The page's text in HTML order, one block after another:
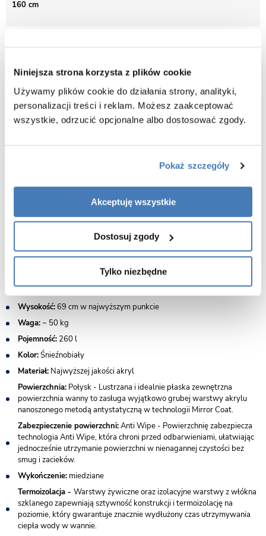
Niniejsza strona korzysta z plików cookie
Używamy plików cookie do działania strony, analityki,
personalizacji treści i reklam. Możesz zaakceptować
wszystkie, odrzucić opcjonalne albo dostosować zgody.
Pokaż szczegóły
Akceptuję wszystkie
Dostosuj zgody
Tylko niezbędne
160 cm
Opis produktu Wanna wolnostojąca Corsan
Estella 160 cm korek klik-klak miedziany
Wanna narożna z gwarancją jakości na okres 5 lat.
Innowacyjne technologie oraz procesy produkcji pozwalają nam
osiągać jakość produktów na najwyższym poziomie. Właśnie z tego
Wysokość - 69 cm w najwyższym punkcie
Wanna:Wolnostojąca
Wysokość:69 cm w najwyższym punkcie
Waga: ~ 50 kg
Pojemność: 260 l
Kolor:Śnieźnobiały
Materiał: Najwyższej jakości akryl
Powierzchnia: Połysk - Lustrzana i idealnie płaska zewnętrzna
powierzchnia wanny to zasługa wyjątkowo grubej warstwy akrylu
nanoszonego metodą antystatyczną w technologii Mirror Coat.
Zabezpieczenie powierzchni:Anti Wipe - Powierzchnię zabezpiecza
technologia Anti Wipe, która chroni przed odbarwieniami, ułatwiając
jednocześnie utrzymanie powierzchni w nienagannej czystości bez
smug i zacieków.
Wykończenie: miedziane
Termoizolacja - Warstwy żywiczne oraz izolacyjne warstwy z włókna
szklanego zapewniają sztywność konstrukcji i termoizolację na
poziomie, który gwarantuje znacznie wydłużony czas utrzymywania
ciepła wody w wannie.